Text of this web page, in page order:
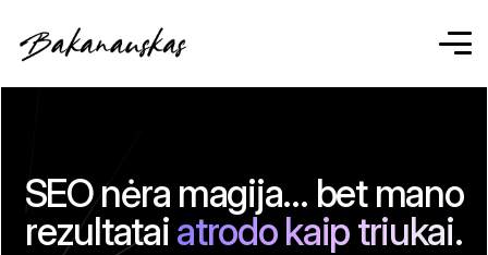
SEO nėra magija… bet mano
rezultataiatrodo kaip triukai.